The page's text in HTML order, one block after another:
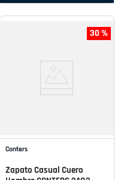
30 %
Conters
Zapato Casual Cuero